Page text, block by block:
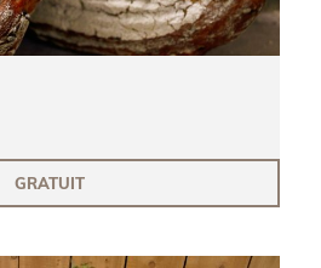
GRATUIT